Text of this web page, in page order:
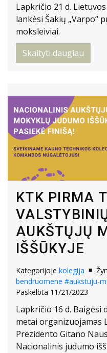
Lapkričio 21 d.
lankėsi Šakių „Varpo“
moksleiviai.
Skaityti daugiau
KTK PIRMA
AUKŠTŲJŲ
IŠŠŪKYJE
Kategorijoje kolegija
bendruomene #aukstuju-
Paskelbta 11/21/2023
Lapkričio 16 d. Baigėsi
metai organizuojamas
Prezidento Gitano
Nacionalinis judumo